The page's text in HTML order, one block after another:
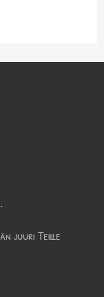
juuri Teille